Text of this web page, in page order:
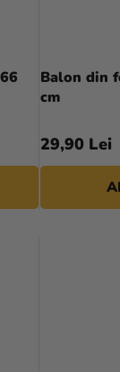
P
R
O
D
U
Balon din
cm
29,90 Lei